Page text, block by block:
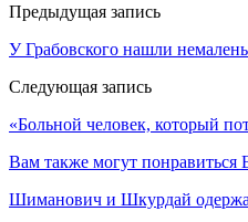
Предыдущая запись
У Грабовского нашли
Следующая запись
«Больной человек, который
Вам также могут понравиться
Шиманович и Шкурдай